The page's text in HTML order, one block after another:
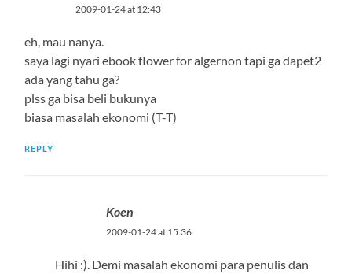
2009-01-24 at 12:43
eh, mau nanya.
saya lagi nyari ebook flower for algernon tapi ga dapet2
ada yang tahu ga?
plss ga bisa beli bukunya
biasa masalah ekonomi (T-T)
REPLY
Koen
2009-01-24 at 15:36
Hihi :). Demi masalah ekonomi para penulis dan